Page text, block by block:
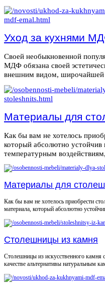
Уход за кухнями
Своей необыкновенной
МДФ обязана своей
внешним видом, широчайшей
Материалы для
Как бы вам не хотелось
который абсолютно
температурным
Материалы для
Как бы вам не хотелось приобрести
материала, который абсолютно
Столешницы из камня
Столешницы из искусственного камня
качестве альтернативы натуральным